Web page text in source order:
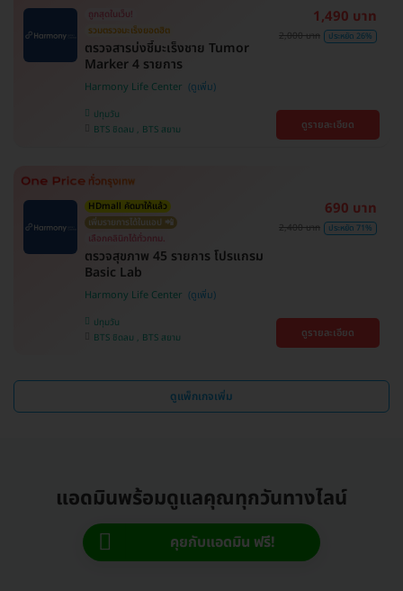
ถูกสุดในเว็บ!
รวมตรวจมะเร็งยอดฮิต
ตรวจสารบ่งชี้มะเร็งชาย Tumor
Marker 4 รายการ
Harmony Life Center
ปทุมวัน
BTS ชิดลม , BTS สยาม
1,490 บาท
2,000 บาท ประหยัด 26%
ดูรายละเอียด
HDmall คัดมาให้แล้ว
เพิ่มรายการได้ในแอป 📲
เลือกคลินิกได้ทั่วกทม.
ตรวจสุขภาพ 45 รายการ โปรแกรม
Basic Lab
Harmony Life Center
ปทุมวัน
BTS ชิดลม , BTS สยาม
690 บาท
2,400 บาท ประหยัด 71%
ดูรายละเอียด
ดูแพ็กเกจเพิ่ม
แอดมินพร้อมดูแลคุณทุกวันทางไลน์
คุยกับแอดมิน ฟรี!